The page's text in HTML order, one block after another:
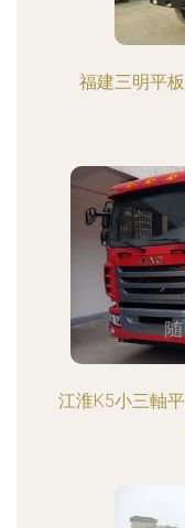
福建三明平
江淮K5小三軸